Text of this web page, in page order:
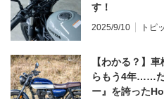
す！
2025/9/10 トピ
【わかる？】
らもう4年……
ー』を誇った